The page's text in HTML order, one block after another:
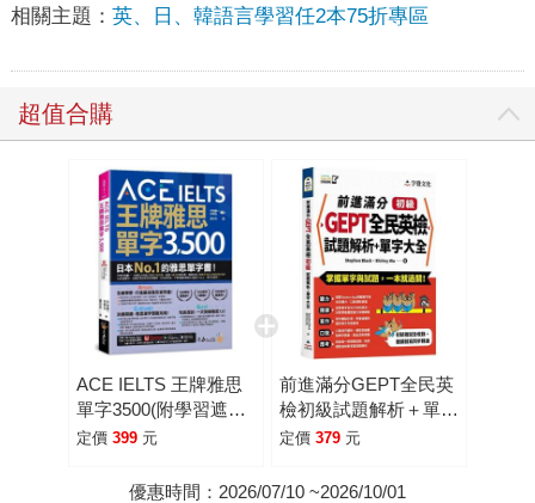
相關主題： 英、日、韓語言學習任2本75折專區
超值合購
ACE IELTS 王牌雅思
單字3500(附學習遮色
片＋單字複習表下載＋
VRP虛擬點讀筆)
定價 399 元
前進滿分GEPT全民英
檢初級試題解析＋單字
大全(附「Youtor
讀筆)
定價 379 元
優惠時間：2026/07/10 ~2026/10/01